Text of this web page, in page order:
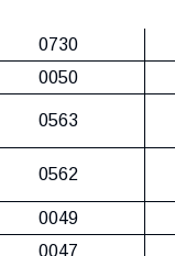
0730
0050
0563
0562
0049
0047